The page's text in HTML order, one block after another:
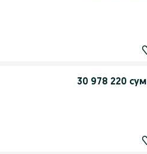
30 978 220 сум